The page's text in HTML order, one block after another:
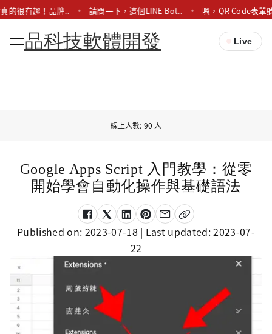
的很有趣！品牌.. 請問一下，這個LINE Bot.. 嗯，QR Code表單
品科技軟體開發 Live
線上人數: 90 人
Google Apps Script 入門教學：從零
開始學會自動化操作與基礎語法
Published on: 2023-07-18 | Last updated:2023-07-
22